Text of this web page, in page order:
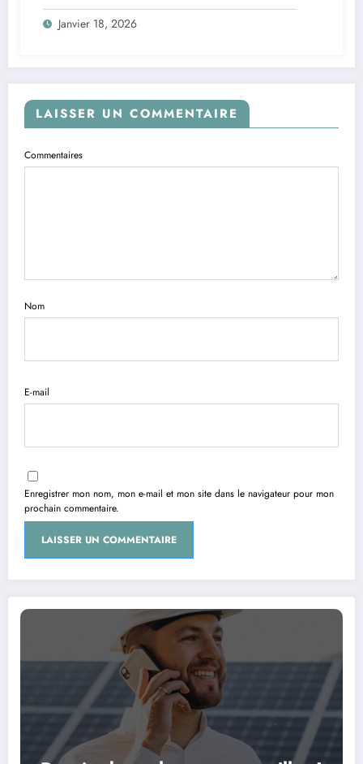
Janvier 18, 2026
LAISSER UN COMMENTAIRE
Commentaires
Nom
E-mail
Enregistrer mon nom, mon e-mail et mon site dans le navigateur pour mon
prochain commentaire.